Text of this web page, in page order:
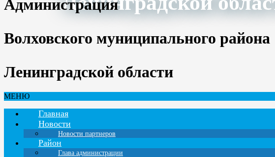
Администрация
Волховского муниципального района
Ленинградской области
МЕНЮ
Главная
Новости
Новости партнеров
Район
Глава администрации